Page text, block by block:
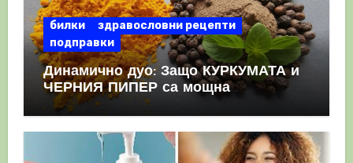
билки
здравословни рецепти
подправки
Динамично дуо: Защо КУРКУМАТА и
ЧЕРНИЯ ПИПЕР са мощна
комбинация